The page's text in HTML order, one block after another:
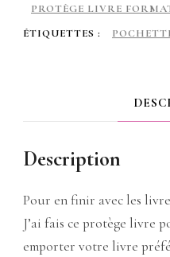
des
PROTÈGE LIVRE
ÉTIQUETTES :
Description
Pour en finir avec les
J’ai fais ce protège livre
emporter votre livre